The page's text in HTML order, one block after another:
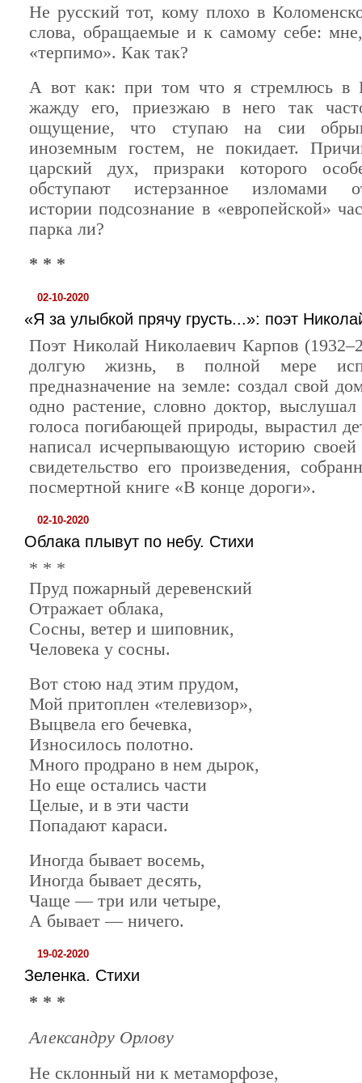
Не русский тот, кому плохо в
слова, обращаемые и к самому себе:
«терпимо». Как так?
А вот как: при том что я стремлюсь в
жажду его, приезжаю в него так
ощущение, что ступаю на сии
иноземным гостем, не покидает.
царский дух, призраки которого
обступают истерзанное изломами
истории подсознание в «европейской»
парка ли?
* * *
02-10-2020
«Я за улыбкой прячу грусть...»: поэт
Поэт Николай Николаевич Карпов
долгую жизнь, в полной мере
предназначение на земле: создал свой
одно растение, словно доктор,
голоса погибающей природы, вырастил
написал исчерпывающую историю
свидетельство его произведения,
посмертной книге «В конце дороги».
02-10-2020
Облака плывут по небу. Стихи
* * *
Пруд пожарный деревенский
Отражает облака,
Сосны, ветер и шиповник,
Человека у сосны.
Вот стою над этим прудом,
Мой притоплен «телевизор»,
Выцвела его бечевка,
Износилось полотно.
Много продрано в нем дырок,
Но еще остались части
Целые, и в эти части
Попадают караси.
Иногда бывает восемь,
Иногда бывает десять,
Чаще — три или четыре,
А бывает — ничего.
19-02-2020
Зеленка. Стихи
* * *
Александру Орлову
Не склонный ни к метаморфозе,